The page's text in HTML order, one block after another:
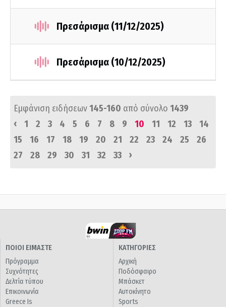
Πρεσάρισμα (11/12/2025)
Πρεσάρισμα (10/12/2025)
Εμφάνιση ειδήσεων145-160 από σύνολο 1439
‹
1 2 3 4 5 6 7 8 9 10 11 12 13
14
15
16 17 18 19 20 21 22 23 24 25
26
27
28 29 30 31 32 33 ›
ΠΟΙΟΙ ΕΙΜΑΣΤΕ
Πρόγραμμα
Συχνότητες
Δελτία τύπου
Επικοινωνία
Greece Is
ΚΑΤΗΓΟΡΙΕΣ
Αρχική
Ποδόσφαιρο
Μπάσκετ
Αυτοκίνητο
Sports